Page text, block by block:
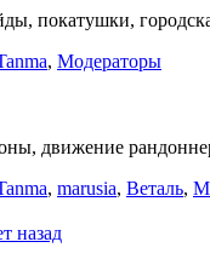
покатушки,
, Модераторы
движение
, marusia, Веталь,
назад